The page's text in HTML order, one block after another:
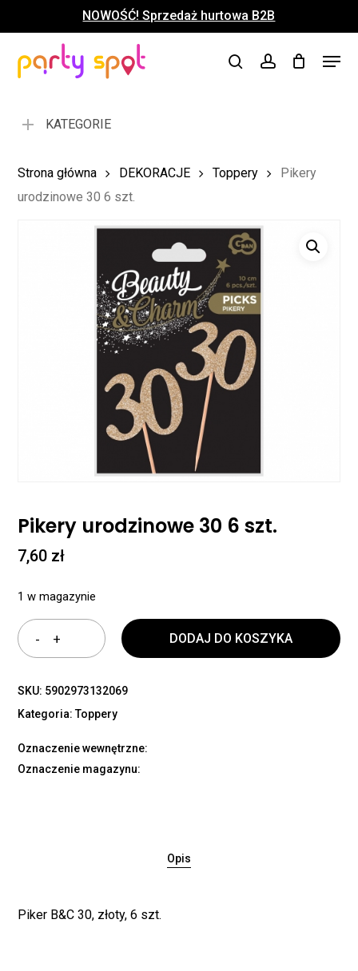
to
content
NOWOŚĆ! Sprzedaż hurtowa B2B
searchaccount
Menu
Koszyk Close
KATEGORIE
Strona główna DEKORACJE Toppery
Pikery
urodzinowe 30 6 szt.
Pikery urodzinowe 30 6 szt.
7,60 zł
1 w magazynie
DODAJ DO KOSZYKA
SKU: 5902973132069
Kategoria:Toppery
Oznaczenie wewnętrzne:
Oznaczenie magazynu:
Opis
Piker B&C 30, złoty, 6 szt.
Menu